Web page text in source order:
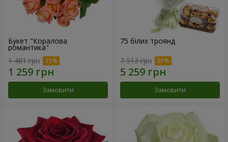
Букет "Коралова
романтика"
1 481 грн
Замовити
75 білих троянд
7 513 грн
Замовити